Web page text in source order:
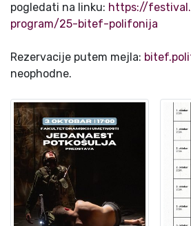
pogledati na linku: https://
program/25-bitef-polifonija
Rezervacije putem mejla:
neophodne.